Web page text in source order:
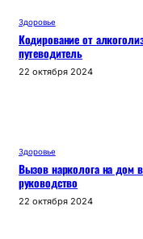
Здоровье
Кодирование от
путеводитель
22 октября 2024
Здоровье
Вызов нарколога на дом
руководство
22 октября 2024